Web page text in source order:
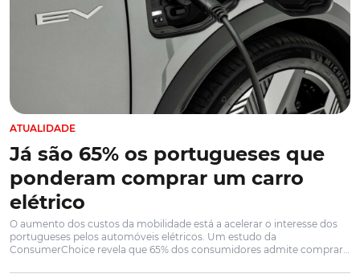
Marcas
Elétricos
Testes
ATUALIDADE
Já são 65% os portugueses que
ponderam comprar um carro
elétrico
O aumento dos custos da mobilidade está a acelerar o interesse dos
portugueses pelos automóveis elétricos. Um estudo da
ConsumerChoice revela que 65% dos consumidores admite comprar